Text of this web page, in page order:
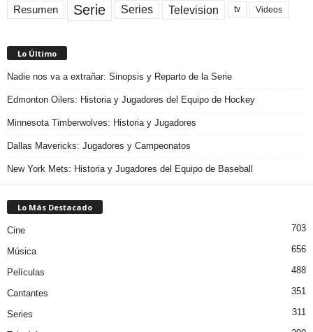
Resumen Serie Series Television tv Videos
Lo Último
Nadie nos va a extrañar: Sinopsis y Reparto de la Serie
Edmonton Oilers: Historia y Jugadores del Equipo de Hockey
Minnesota Timberwolves: Historia y Jugadores
Dallas Mavericks: Jugadores y Campeonatos
New York Mets: Historia y Jugadores del Equipo de Baseball
Lo Más Destacado
Cine 703
Música 656
Películas 488
Cantantes 351
Series 311